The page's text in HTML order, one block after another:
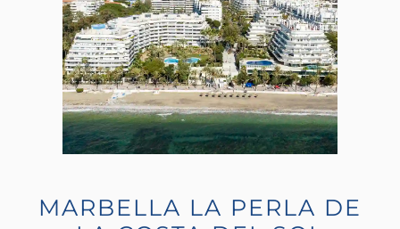
MARBELLA LA PERLA DE